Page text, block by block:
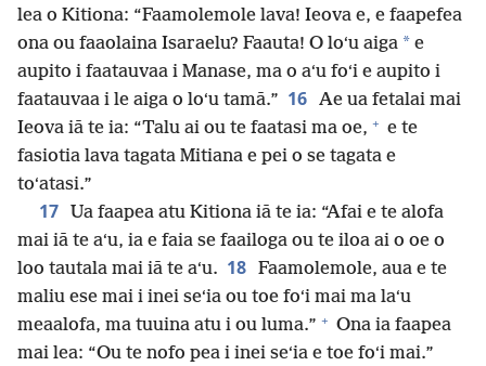
lea o Kitiona: “Faamolemole lava! Ieova e, e faapefea
ona ou faaolaina Isaraelu? Faauta! O loʻu aiga * e
aupito i faatauvaa i Manase, ma o aʻu foʻi e aupito i
faatauvaa i le aiga o loʻu tamā.” 16 Ae ua fetalai mai
Ieova iā te ia: “Talu ai ou te faatasi ma oe, + e te
fasiotia lava tagata Mitiana e pei o se tagata e
toʻatasi.”
17
Ua faapea atu Kitiona iā te ia: “Afai e te alofa
mai iā te aʻu, ia e faia se faailoga ou te iloa ai o oe o
loo tautala mai iā te aʻu. 18 Faamolemole, aua e te
maliu ese mai i inei seʻia ou toe foʻi mai ma laʻu
meaalofa, ma tuuina atu i ou luma.” + Ona ia faapea
mai lea: “Ou te nofo pea i inei seʻia e toe foʻi mai.”